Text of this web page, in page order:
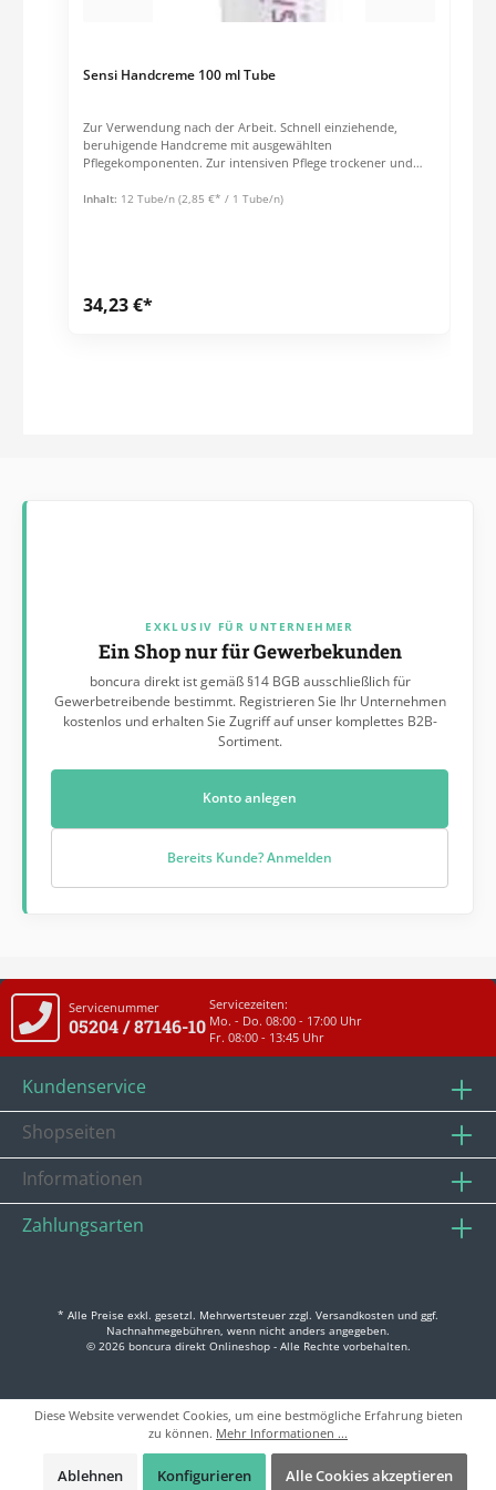
Sensi Handcreme 100 ml Tube
Zur Verwendung nach der Arbeit. Schnell einziehende,
beruhigende Handcreme mit ausgewählten
Pflegekomponenten. Zur intensiven Pflege trockener und
samtweich und geschmeidig, beugt rauhen Händen vor. Mit
Inhalt: 12 Tube/n (2,85 €* / 1 Tube/n)
34,23 €*
EXKLUSIV FÜR UNTERNEHMER
Ein Shop nur für Gewerbekunden
boncura direkt ist gemäß §14 BGB ausschließlich für
Gewerbetreibende bestimmt. Registrieren Sie Ihr Unternehmen
kostenlos und erhalten Sie Zugriff auf unser komplettes B2B-
Sortiment.
Konto anlegen
Bereits Kunde? Anmelden
Servicenummer
05204 / 87146-10
Servicezeiten:
Mo. - Do. 08:00 - 17:00 Uhr
Fr. 08:00 - 13:45 Uhr
Kundenservice
Shopseiten
Informationen
Zahlungsarten
* Alle Preise exkl. gesetzl. Mehrwertsteuer zzgl. Versandkosten und ggf.
Nachnahmegebühren, wenn nicht anders angegeben.
© 2026 boncura direkt Onlineshop - Alle Rechte vorbehalten.
Diese Website verwendet Cookies, um eine bestmögliche Erfahrung bieten
zu können. Mehr Informationen ...
Ablehnen Konfigurieren Alle Cookies akzeptieren